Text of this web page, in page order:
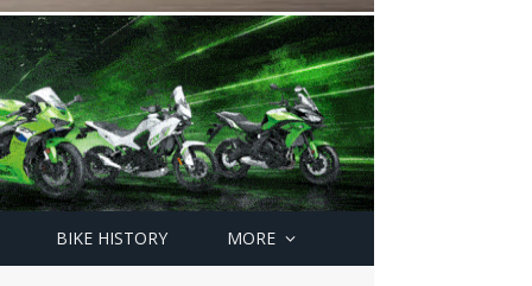
BIKE HISTORY MORE